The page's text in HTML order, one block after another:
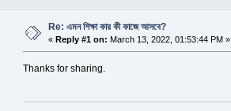
Re: এমন শিক্ষা কার কী কাজে আসবে?
«Reply #1 on: March 13, 2022, 01:53:44 PM »
Thanks for sharing.